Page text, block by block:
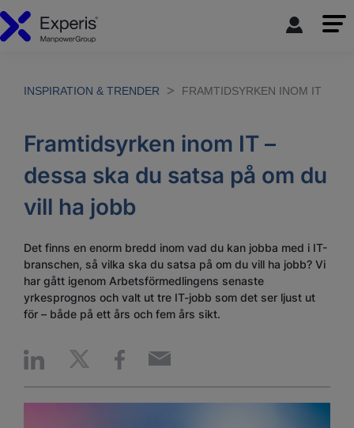
INSPIRATION & TRENDER FRAMTIDSYRKEN INOM IT
Framtidsyrken inom IT –
dessa ska du satsa på om du
vill ha jobb
Det finns en enorm bredd inom vad du kan jobba med i IT-
branschen, så vilka ska du satsa på om du vill ha jobb? Vi
har gått igenom Arbetsförmedlingens senaste
yrkesprognos och valt ut tre IT-jobb som det ser ljust ut
för – både på ett års och fem års sikt.